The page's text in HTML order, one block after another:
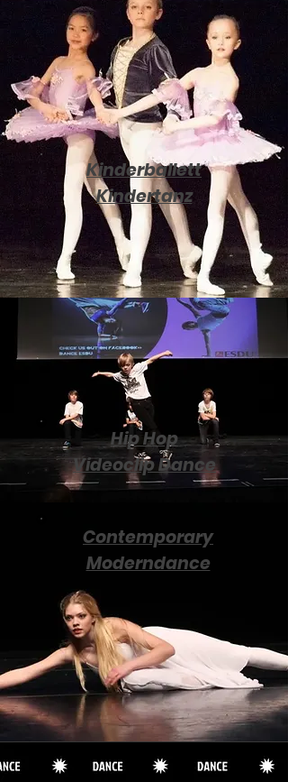
Kinderballett
Kindertanz
Hip Hop
Videoclip Dance
Contemporary
Moderndance